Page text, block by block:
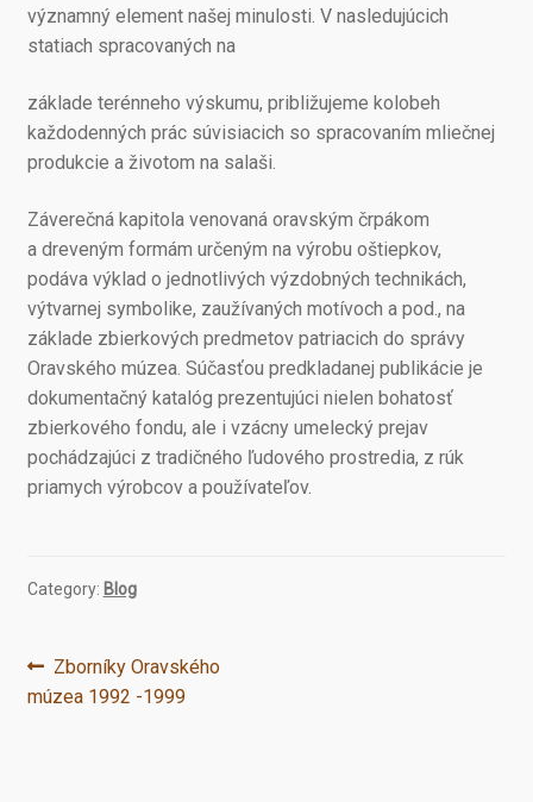
významný element našej minulosti. V nasledujúcich
statiach spracovaných na
základe terénneho výskumu, približujeme kolobeh
každodenných prác súvisiacich so spracovaním mliečnej
produkcie a životom na salaši.
Záverečná kapitola venovaná oravským črpákom
a dreveným formám určeným na výrobu oštiepkov,
podáva výklad o jednotlivých výzdobných technikách,
výtvarnej symbolike, zaužívaných motívoch a pod., na
základe zbierkových predmetov patriacich do správy
Oravského múzea. Súčasťou predkladanej publikácie je
dokumentačný katalóg prezentujúci nielen bohatosť
zbierkového fondu, ale i vzácny umelecký prejav
pochádzajúci z tradičného ľudového prostredia, z rúk
priamych výrobcov a používateľov.
Category: Blog
Navigácia
v
Previous
post:
Zborníky Oravského
múzea 1992 -1999